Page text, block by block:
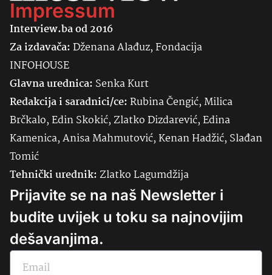
Impressum
Interview.ba od 2016
Za izdavača:Dženana Alađuz, Fondacija
INFOHOUSE
Glavna urednica: SenkaKurt
Redakcija i saradnici/ce:Rubina Čengić, Milica
Brčkalo, Edin Skokić, Zlatko Dizdarević, Edina
Kamenica, Anisa Mahmutović, Kenan Hadžić, Slađan
Tomić
Tehnički urednik:Zlatko Lagumdžija
Prijavite se na naš Newsletter i
budite uvijek u toku sa najnovijim
dešavanjima.